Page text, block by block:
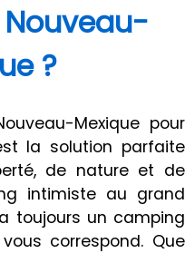
?
Mexique pour
la solution parfaite
de nature et de
intimiste au grand
toujours un camping
correspond. Que